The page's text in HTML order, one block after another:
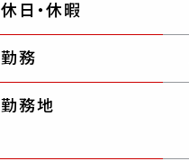
休日・休暇
勤務
勤務地